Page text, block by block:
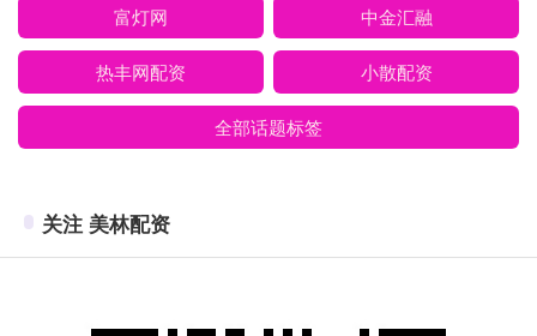
富灯网 中金汇融
热丰网配资 小散配资
全部话题标签
关注 美林配资